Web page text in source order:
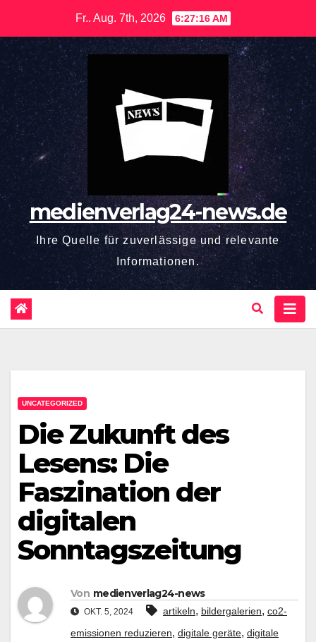
springen
Fr.. Aug. 7th, 2026 6:27:17 AM
medienverlag24-news.de
Ihre Quelle für zuverlässige und relevante
Informationen.
UNCATEGORIZED
Die Zukunft des
Lesens: Die
Faszination der
digitalen
Sonntagszeitung
Von medienverlag24-news
OKT. 5, 2024 artikeln, bildergalerien, co2-
emissionen reduzieren, digitale geräte, digitale